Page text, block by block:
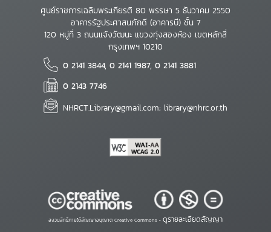
ศูนย์ราชการเฉลิมพระเกียรติ 80 พรรษา 5 ธันวาคม 2550
อาคารรัฐประศาสนภักดี (อาคารบี) ชั้น 7
120 หมู่ที่ 3 ถนนแจ้งวัฒนะ แขวงทุ่งสองห้อง เขตหลักสี่
กรุงเทพฯ 10210
0 2141 3844, 0 2141 1987, 0 2141 3881
0 2143 7746
NHRCT.Library@gmail.com; library@nhrc.or.th
สงวนสิทธิ์ภายใต้สัญญาอนุญาต Creative Commons • ดูรายละเอียดสัญญา